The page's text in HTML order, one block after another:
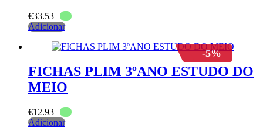
€33.53
Adicionar
-5%
FICHAS PLIM 3ºANO ESTUDO DO
MEIO
€12.93
Adicionar